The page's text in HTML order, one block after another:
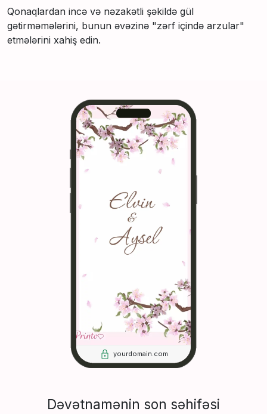
Qonaqlardan incə və nəzakətli şəkildə gül
gətirməmələrini, bunun əvəzinə "zərf içində arzular"
etmələrini xahiş edin.
Dəvətnamənin son səhifəsi
yourdomain.com